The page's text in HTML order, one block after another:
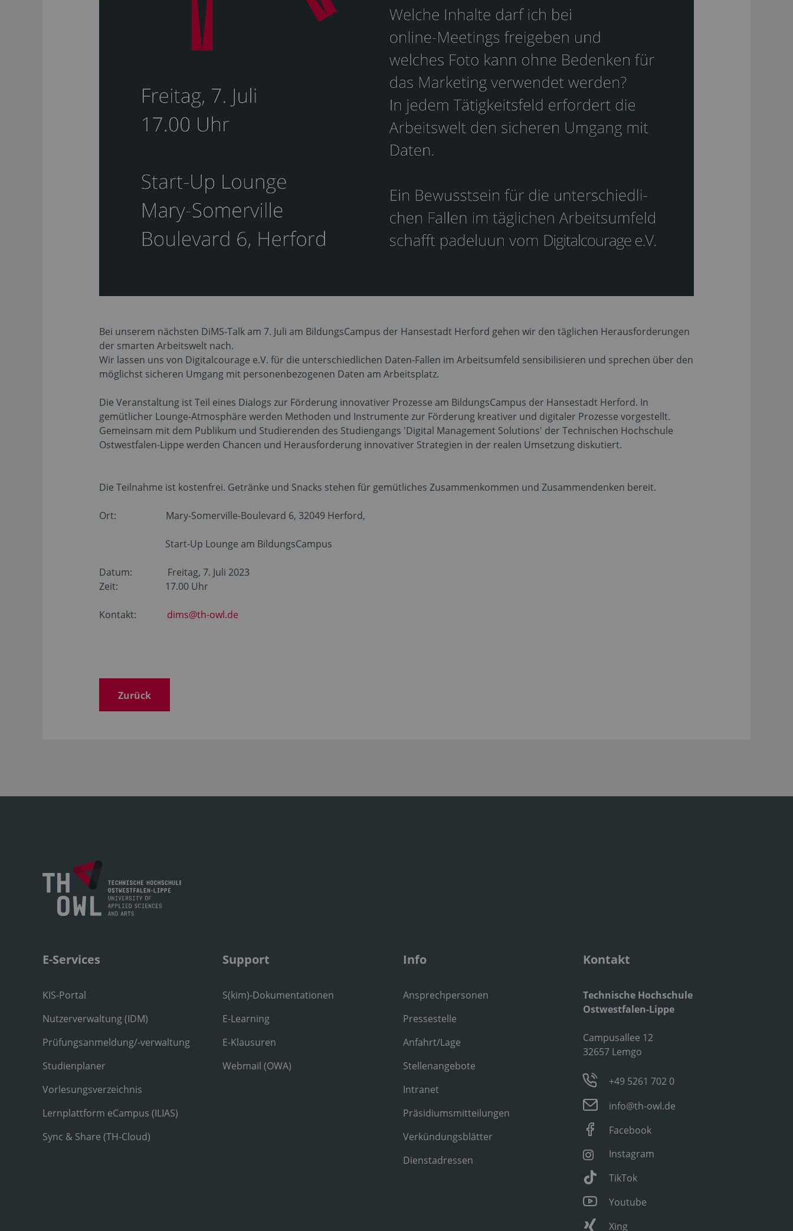
Bei unserem nächsten DiMS-Talk am 7. Juli am BildungsCampus der Hansestadt Herford gehen wir den täglichen Herausforderungen
der smarten Arbeitswelt nach.
Wir lassen uns von Digitalcourage e.V. für die unterschiedlichen Daten-Fallen im Arbeitsumfeld sensibilisieren und sprechen über den
möglichst sicheren Umgang mit personenbezogenen Daten am Arbeitsplatz.
Die Veranstaltung ist Teil eines Dialogs zur Förderung innovativer Prozesse am BildungsCampus der Hansestadt Herford. In
gemütlicher Lounge-Atmosphäre werden Methoden und Instrumente zur Förderung kreativer und digitaler Prozesse vorgestellt.
Gemeinsam mit dem Publikum und Studierenden des Studiengangs 'Digital Management Solutions' der Technischen Hochschule
Ostwestfalen-Lippe werden Chancen und Herausforderung innovativer Strategien in der realen Umsetzung diskutiert.
Die Teilnahme ist kostenfrei. Getränke und Snacks stehen für gemütliches Zusammenkommen und Zusammendenken bereit.
Ort: Mary-Somerville-Boulevard 6, 32049 Herford,
Start-Up Lounge am BildungsCampus
Datum: Freitag, 7. Juli 2023
Zeit: 17.00 Uhr
Kontakt: dims@th-owl.de
Zurück
E-Services
KIS-Portal
Nutzerverwaltung (IDM)
Prüfungsanmeldung/-verwaltung
Studienplaner
Vorlesungsverzeichnis
Lernplattform eCampus (ILIAS)
Sync & Share (TH-Cloud)
Support
S(kim)-Dokumentationen
E-Learning
E-Klausuren
Webmail (OWA)
Info
Ansprechpersonen
Pressestelle
Anfahrt/Lage
Stellenangebote
Intranet
Präsidiumsmitteilungen
Verkündungsblätter
Dienstadressen
Kontakt
Technische Hochschule
Ostwestfalen-Lippe
Campusallee 12
32657 Lemgo
+49 5261 702 0
info@th-owl.de
Facebook
Instagram
TikTok
Youtube
Xing